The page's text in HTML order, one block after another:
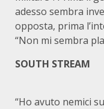
adesso sembra
opposta, prima
“Non mi sembra
SOUTH STREAM
“Ho avuto nemici